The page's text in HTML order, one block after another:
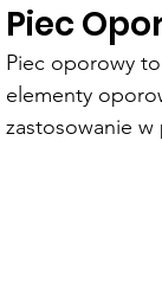
Piec
Piec oporowy
elementy
zastosowanie w